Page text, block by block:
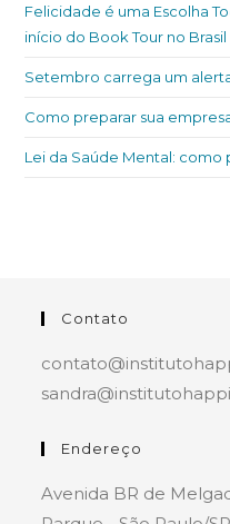
Felicidade é uma Escolha
início do Book Tour no Brasil
Setembro carrega um
Como preparar sua
Lei da Saúde Mental: como
Contato
Endereço
Avenida BR de